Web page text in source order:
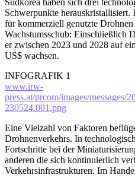
Schwerpunkte
für kommerziell genutzte Drohnen
Wachstumsschub: Einschließlich
er zwischen 2023 und 2028 auf
US$ wachsen.
INFOGRAFIK 1
www.irw-
press.at/prcom/images/
230524.001.png
Eine Vielzahl von Faktoren
Drohnenverkehrs. In
Fortschritte bei der
anderen die sich kontinuierlich
Verkehrsinfrastrukturen. Im